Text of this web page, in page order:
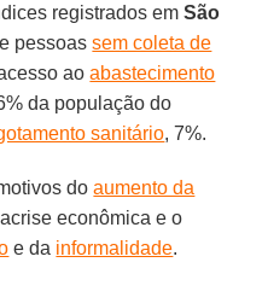
registrados emSão
pessoassem coleta de
aoabastecimento
da população do
sanitário, 7%.
doaumento da
econômica e o
e da informalidade.